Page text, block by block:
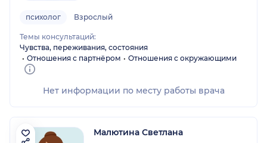
психолог Взрослый
Темы консультаций:
Чувства, переживания, состояния
Отношения с партнёром
Отношения с окружающими
Нет информации по месту работы врача
Малютина Светлана